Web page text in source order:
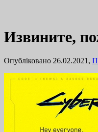
Извините,
Опубліковано 26.02.2021,